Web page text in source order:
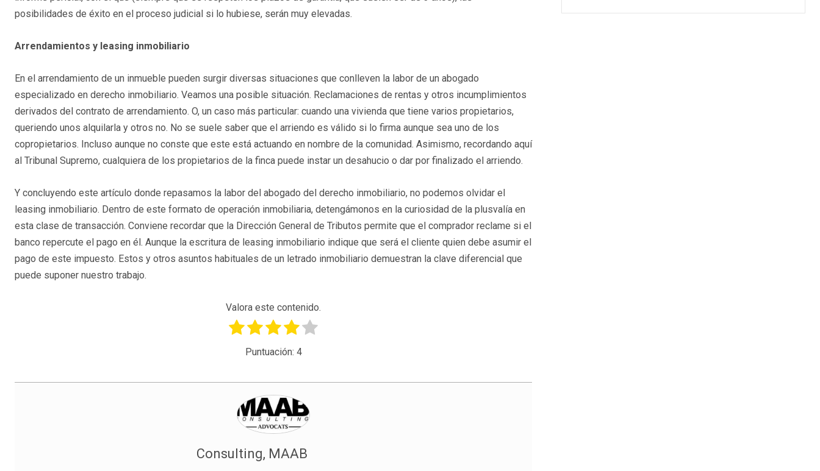
posibilidades de éxito en el proceso judicial si lo hubiese, serán muy elevadas.
Arrendamientos y leasing inmobiliario
En el arrendamiento de un inmueble pueden surgir diversas situaciones que conlleven la labor de un abogado
especializado en derecho inmobiliario. Veamos una posible situación. Reclamaciones de rentas y otros incumplimientos
derivados del contrato de arrendamiento. O, un caso más particular: cuando una vivienda que tiene varios propietarios,
queriendo unos alquilarla y otros no. No se suele saber que el arriendo es válido si lo firma aunque sea uno de los
copropietarios. Incluso aunque no conste que este está actuando en nombre de la comunidad. Asimismo, recordando aquí
al Tribunal Supremo, cualquiera de los propietarios de la finca puede instar un desahucio o dar por finalizado el arriendo.
Y concluyendo este artículo donde repasamos la labor del abogado del derecho inmobiliario, no podemos olvidar el
leasing inmobiliario. Dentro de este formato de operación inmobiliaria, detengámonos en la curiosidad de la plusvalía en
esta clase de transacción. Conviene recordar que la Dirección General de Tributos permite que el comprador reclame si el
banco repercute el pago en él. Aunque la escritura de leasing inmobiliario indique que será el cliente quien debe asumir el
pago de este impuesto. Estos y otros asuntos habituales de un letrado inmobiliario demuestran la clave diferencial que
puede suponer nuestro trabajo.
Valora este contenido.
Puntuación: 4
Consulting, MAAB